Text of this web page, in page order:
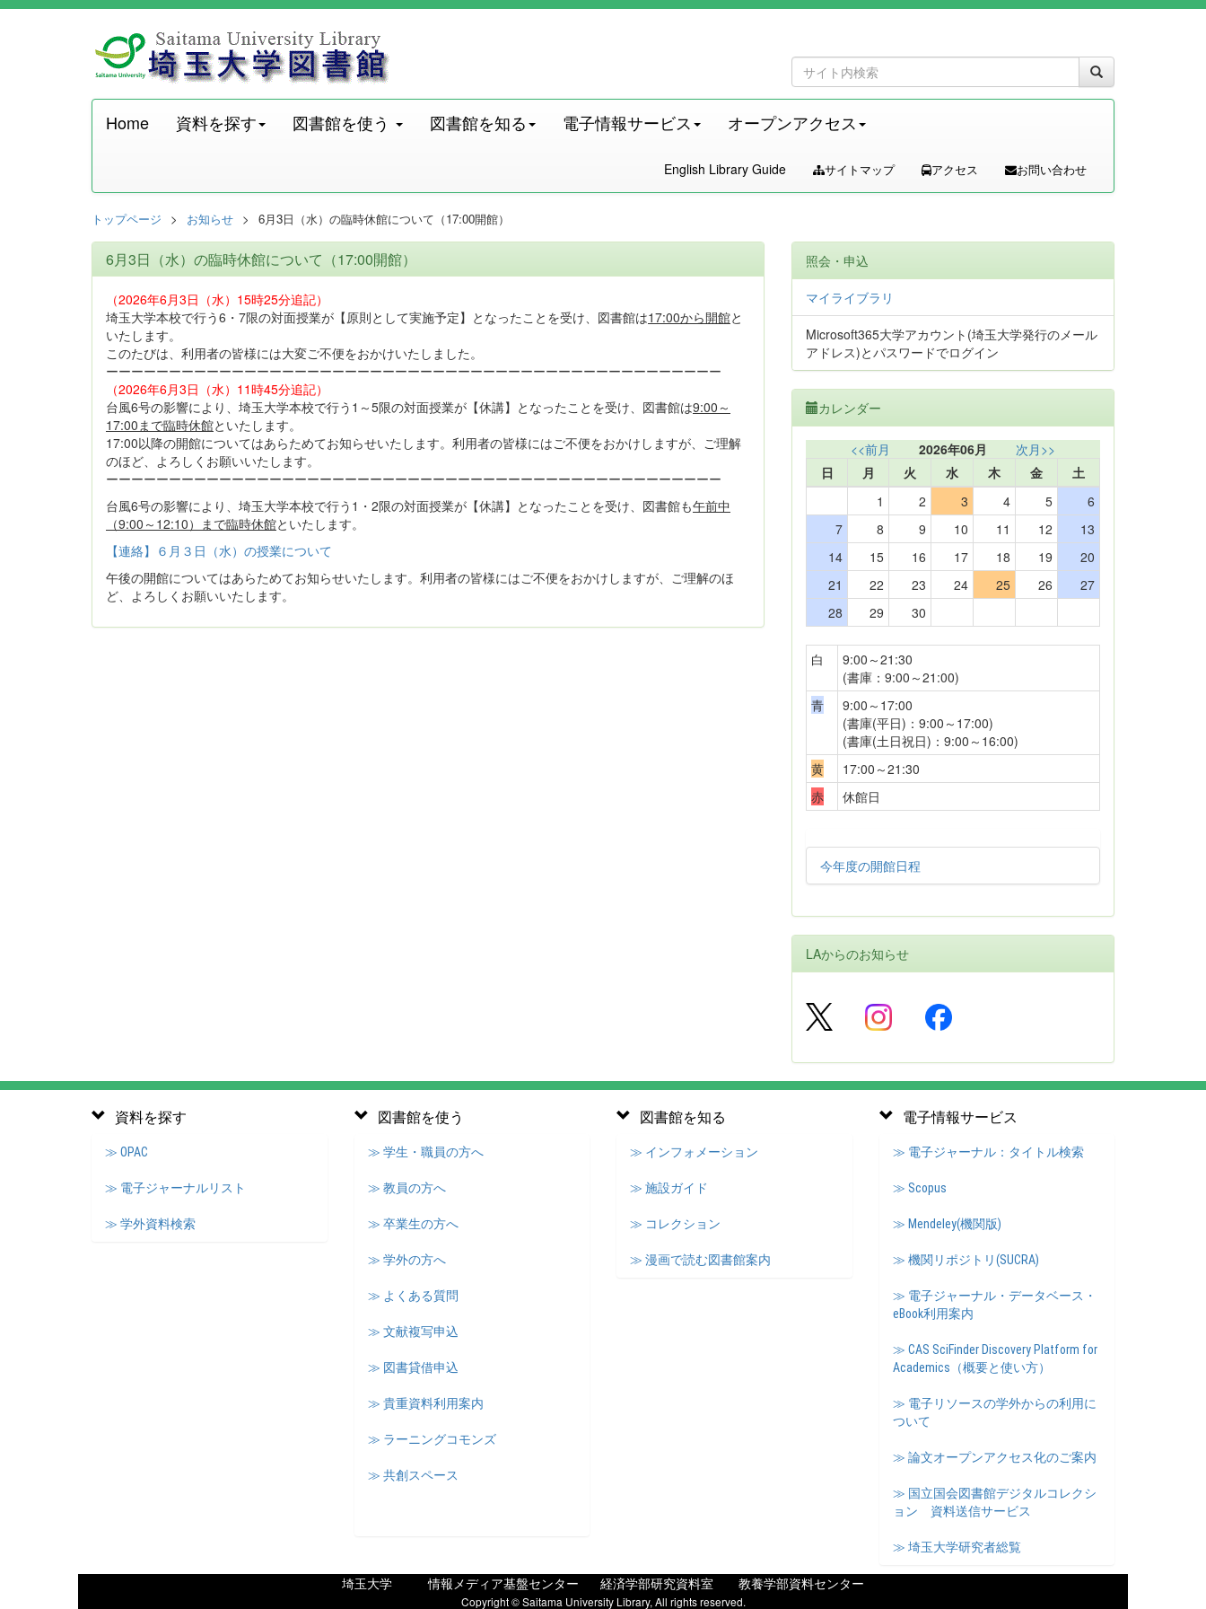
Home 資料を探す 図書館を使う 図書館を知る 電子情報サービス オープンアクセス
English Library Guide サイトマップ アクセス お問い合わせ
トップページ お知らせ 6月3日（水）の臨時休館について（17:00開館）
6月3日（水）の臨時休館について（17:00開館）
（2026年6月3日（水）15時25分追記）
埼玉大学本校で行う6・7限の対面授業が【原則として実施予定】となったことを受け、図書館は17:00から開館と
いたします。
このたびは、利用者の皆様には大変ご不便をおかけいたしました。
ーーーーーーーーーーーーーーーーーーーーーーーーーーーーーーーーーーーーーーーーーーーーーーーーー
（2026年6月3日（水）11時45分追記）
台風6号の影響により、埼玉大学本校で行う1～5限の対面授業が【休講】となったことを受け、図書館は9:00～
17:00まで臨時休館といたします。
17:00以降の開館についてはあらためてお知らせいたします。利用者の皆様にはご不便をおかけしますが、ご理解
のほど、よろしくお願いいたします。
ーーーーーーーーーーーーーーーーーーーーーーーーーーーーーーーーーーーーーーーーーーーーーーーーー
台風6号の影響により、埼玉大学本校で行う1・2限の対面授業が【休講】となったことを受け、図書館も午前中
（9:00～12:10）まで臨時休館といたします。
【連絡】６月３日（水）の授業について
午後の開館についてはあらためてお知らせいたします。利用者の皆様にはご不便をおかけしますが、ご理解のほ
ど、よろしくお願いいたします。
照会・申込
マイライブラリ
Microsoft365大学アカウント(埼玉大学発行のメール
アドレス)とパスワードでログイン
カレンダー
<<前月 2026年06月
次月>>
日
月 火 水 木 金
土
1
2 3 4 5
6
7
8 9 10 11 12
13
14
15 16 17 18 19
20
21
22 23 24 25 26
27
28
29 30
白
9:00～21:30
(書庫：9:00～21:00)
青
9:00～17:00
(書庫(平日)：9:00～17:00)
(書庫(土日祝日)：9:00～16:00)
黄
17:00～21:30
赤
休館日
今年度の開館日程
LAからのお知らせ
資料を探す
≫ OPAC
≫ 電子ジャーナルリスト
≫ 学外資料検索
図書館を使う
≫ 学生・職員の方へ
≫ 教員の方へ
≫ 卒業生の方へ
≫ 学外の方へ
≫ よくある質問
≫ 文献複写申込
≫ 図書貸借申込
≫ 貴重資料利用案内
≫ ラーニングコモンズ
≫ 共創スペース
図書館を知る
≫ インフォメーション
≫ 施設ガイド
≫ コレクション
≫ 漫画で読む図書館案内
電子情報サービス
≫ 電子ジャーナル：タイトル検索
≫ Scopus
≫ Mendeley(機関版)
≫ 機関リポジトリ(SUCRA)
≫ 電子ジャーナル・データベース・
eBook利用案内
≫ CAS SciFinder Discovery Platform for
Academics（概要と使い方）
≫ 電子リソースの学外からの利用に
ついて
≫ 論文オープンアクセス化のご案内
≫ 国立国会図書館デジタルコレクシ
ョン 資料送信サービス
≫ 埼玉大学研究者総覧
埼玉大学 情報メディア基盤センター 経済学部研究資料室 教養学部資料センター
Copyright © Saitama University Library, All rights reserved.